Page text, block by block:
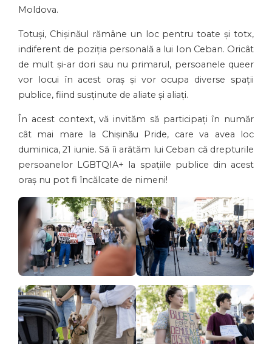
Moldova.
Totuși, Chișinăul rămâne un loc pentru toate și totx,
indiferent de poziția personală a lui Ion Ceban. Oricât
de mult și-ar dori sau nu primarul, persoanele queer
vor locui în acest oraș și vor ocupa diverse spații
publice, fiind susținute de aliate și aliați.
În acest context, vă invităm să participați în număr
cât mai mare la Chișinău Pride, care va avea loc
duminica, 21 iunie. Să îi arătăm lui Ceban că drepturile
persoanelor LGBTQIA+ la spațiile publice din acest
oraș nu pot fi încălcate de nimeni!